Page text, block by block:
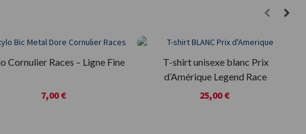
Cornulier Races – Ligne Fine
7,00 €
T-shirt unisexe blanc Prix
d’Amérique Legend Race
25,00 €